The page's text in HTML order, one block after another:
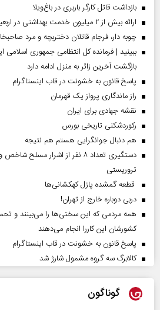
بازداشت قاتل کارگر باربری در باغ‌ویلا
ارائه بیش از ۲ میلیون خدمت بهداشتی در اربعین حسینی
چوبه دار، فرجام قاتلان دختربچه و مرد
ببینید | فرمانده کل انتظامی جمهوری اسلامی
بازگشت آخرین زائر به منزل ادامه دارد
پاسخ قانون به خشونت در قاب اینستاگرام
راز ماندگاری پرواز یک قهرمان
نقشه جهادی برای ایران
رکوردشکنی تاریخی بورس
هم دنبال جوانگرایی هستم هم نتیجه
دستگیری تعداد ۸ نفر از اشرار
تروریستی
قطعه گمشده پازل کهکشانی‌ها
دربی دوباره خارج از تهران!
همه مردمی که این سختی‌ها را می‌بینند و
کشورشان این کاررا انجام می‌دهند
پاسخ قانون به خشونت در قاب اینستاگرام
کالابرگ سه گروه مشمول شارژ شد
گوناگون